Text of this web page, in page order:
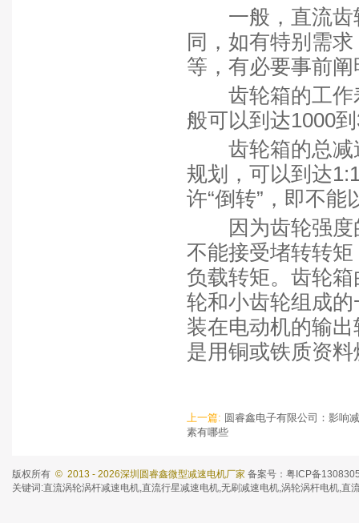
一般，直流齿
同，如有特别需
等，有必要事前阐
齿轮箱的工作
般可以到达1000
齿轮箱的总减
规划，可以到达
许“倒转”，即不
因为齿轮强度
不能接受堵转转
负载转矩。齿轮
轮和小齿轮组成
装在电动机的输
是用铜或铁质资
上一篇: 圆睿鑫电子有限公司：影响
素有哪些
版权所有 © 2013 - 2026深圳圆睿鑫微型减速电机厂家 备案号：粤ICP备
关键词:直流涡轮涡杆减速电机,直流行星减速电机,无刷减速电机,涡轮涡杆电机,直